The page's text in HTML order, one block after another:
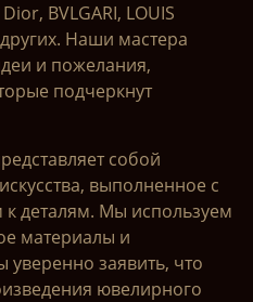
BVLGARI, LOUIS
Наши мастера
и пожелания,
подчеркнут
собой
выполненное с
деталям. Мы используем
материалы и
заявить, что
ювелирного